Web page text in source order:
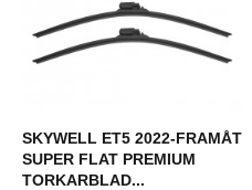
SKYWELL ET5 2022-FRAMÅT
SUPER FLAT PREMIUM
TORKARBLAD...